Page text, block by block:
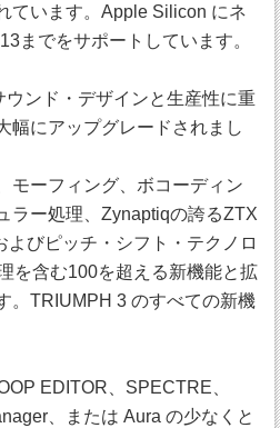
ています。Apple Silicon にネ
までをサポートしています。
ンド・デザインと生産性に重
幅にアップグレードされまし
モーフィング、ボコーディン
ラー処理、Zynaptiqの誇るZTX
よびピッチ・シフト・テクノロ
を含む100を超える新機能と拡
。TRIUMPH 3 のすべての新機
EDITOR、SPECTRE、
、または Aura の少なくと